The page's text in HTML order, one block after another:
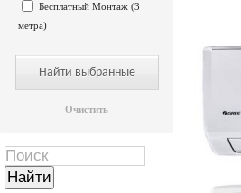
Бесплатный Монтаж (3
метра)
Очистить